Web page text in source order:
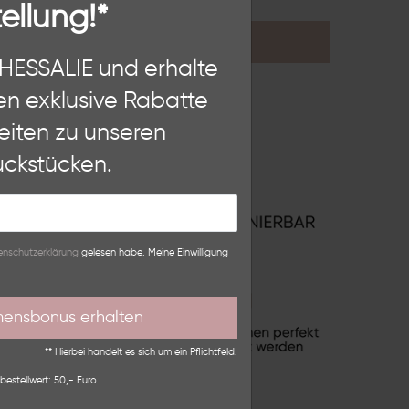
diese Website und Ihre
als Nutzer findest Du in
Einstellungen
und erhalte
exklusive Rabatte
zu unseren
gelesen habe. Meine Einwilligung
erhalten
** Hierbei handelt es sich um ein Pflichtfeld.
50,- Euro